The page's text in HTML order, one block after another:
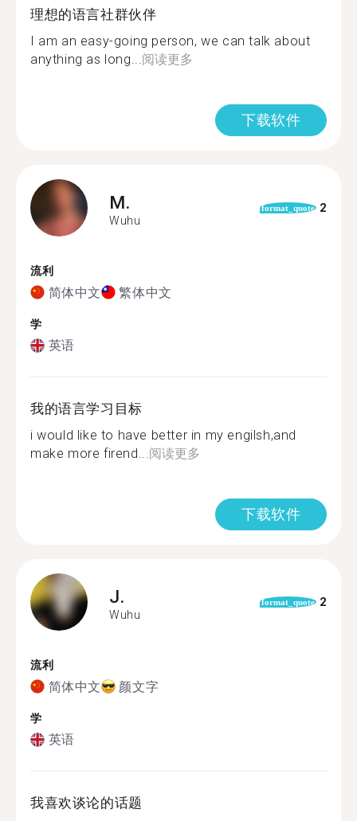
理想的语言社群伙伴
I am an easy-going person, we can talk about
anything as long...阅读更多
下载软件
M.
Wuhu
format_quote 2
流利
简体中文 繁体中文
学
英语
我的语言学习目标
i would like to have better in my engilsh,and
make more firend...阅读更多
下载软件
J.
Wuhu
format_quote 2
流利
简体中文 颜文字
学
英语
我喜欢谈论的话题